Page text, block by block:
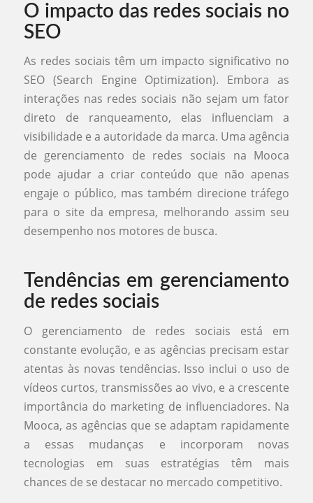
O impacto das redes sociais no
SEO
As redes sociais têm um impacto significativo no
SEO (Search Engine Optimization). Embora as
interações nas redes sociais não sejam um fator
direto de ranqueamento, elas influenciam a
visibilidade e a autoridade da marca. Uma agência
de gerenciamento de redes sociais na Mooca
pode ajudar a criar conteúdo que não apenas
engaje o público, mas também direcione tráfego
para o site da empresa, melhorando assim seu
desempenho nos motores de busca.
Tendências em gerenciamento
de redes sociais
O gerenciamento de redes sociais está em
constante evolução, e as agências precisam estar
atentas às novas tendências. Isso inclui o uso de
vídeos curtos, transmissões ao vivo, e a crescente
importância do marketing de influenciadores. Na
Mooca, as agências que se adaptam rapidamente
a essas mudanças e incorporam novas
tecnologias em suas estratégias têm mais
chances de se destacar no mercado competitivo.